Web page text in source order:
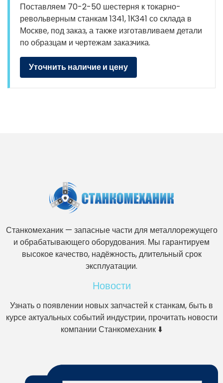
Поставляем 70-2-50 шестерня к токарно-
револьверным станкам 1341, 1К341 со склада в
Москве, под заказ, а также изготавливаем детали
по образцам и чертежам заказчика.
Уточнить наличие и цену
Станкомеханик — запасные части для металлорежущего
и обрабатывающего оборудования. Мы гарантируем
высокое качество, надёжность, длительный срок
эксплуатации.
Новости
Узнать о появлении новых запчастей к станкам, быть в
курсе актуальных событий индустрии, прочитать новости
компании Станкомеханик ⬇️